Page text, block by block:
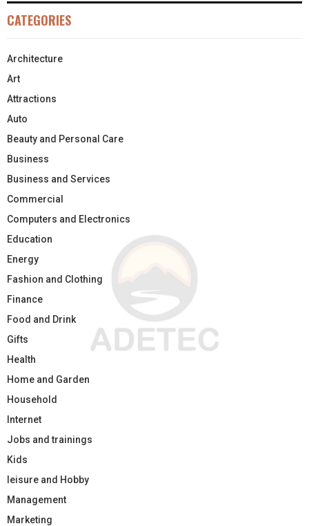
CATEGORIES
Architecture
Art
Attractions
Auto
Beauty and Personal Care
Business
Business and Services
Commercial
Computers and Electronics
Education
Energy
Fashion and Clothing
Finance
Food and Drink
Gifts
Health
Home and Garden
Household
Internet
Jobs and trainings
Kids
leisure and Hobby
Management
Marketing